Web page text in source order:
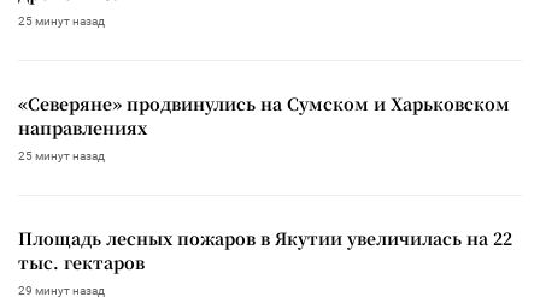
25 минут назад
«Северяне» продвинулись на Сумском и Харьковском
направлениях
25 минут назад
Площадь лесных пожаров в Якутии увеличилась на 22
тыс. гектаров
29 минут назад